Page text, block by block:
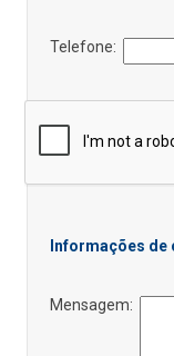
Telefone:
Informações
Mensagem: